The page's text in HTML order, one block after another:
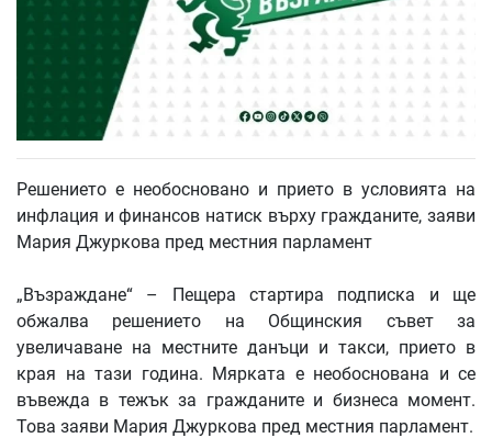
Решението е необосновано и прието в условията на
инфлация и финансов натиск върху гражданите, заяви
Мария Джуркова пред местния парламент
„Възраждане“ – Пещера стартира подписка и ще
обжалва решението на Общинския съвет за
увеличаване на местните данъци и такси, прието в
края на тази година. Мярката е необоснована и се
въвежда в тежък за гражданите и бизнеса момент.
Това заяви Мария Джуркова пред местния парламент.